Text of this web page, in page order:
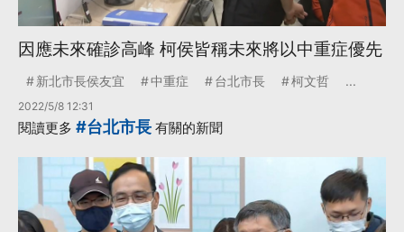
因應未來確診高峰 柯侯皆稱未來將以中重症優先
新北市長侯友宜 中重症 台北市長 柯文哲 ...
2022/5/8 12:31
閱讀更多 #台北市長 有關的新聞